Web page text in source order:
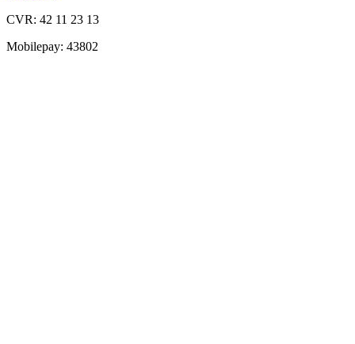
CVR: 42 11 23 13
Mobilepay: 43802